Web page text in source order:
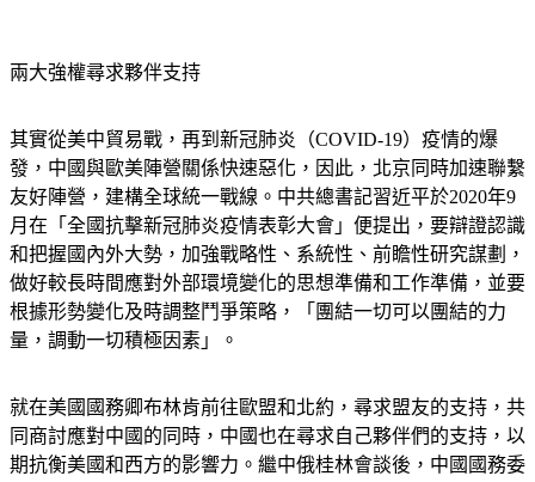
其實從美中貿易戰，再到新冠肺炎（COVID-19）疫情的爆
發，中國與歐美陣營關係快速惡化，因此，北京同時加速聯繫
友好陣營，建構全球統一戰線。中共總書記習近平於2020年9
月在「全國抗擊新冠肺炎疫情表彰大會」便提出，要辯證認識
和把握國內外大勢，加強戰略性、系統性、前瞻性研究謀劃，
做好較長時間應對外部環境變化的思想準備和工作準備，並要
根據形勢變化及時調整鬥爭策略，「團結一切可以團結的力
就在美國國務卿布林肯前往歐盟和北約，尋求盟友的支持，共
同商討應對中國的同時，中國也在尋求自己夥伴們的支持，以